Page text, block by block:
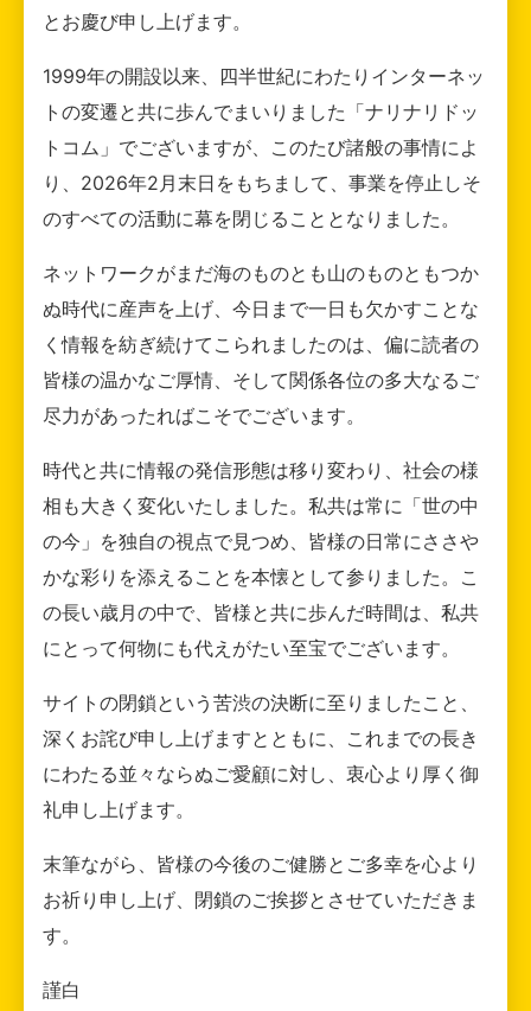
とお慶び申し上げます。
1999年の開設以来、四半世紀にわたりインターネッ
トの変遷と共に歩んでまいりました「ナリナリドッ
トコム」でございますが、このたび諸般の事情によ
り、2026年2月末日をもちまして、事業を停止しそ
のすべての活動に幕を閉じることとなりました。
ネットワークがまだ海のものとも山のものともつか
ぬ時代に産声を上げ、今日まで一日も欠かすことな
く情報を紡ぎ続けてこられましたのは、偏に読者の
皆様の温かなご厚情、そして関係各位の多大なるご
尽力があったればこそでございます。
時代と共に情報の発信形態は移り変わり、社会の様
相も大きく変化いたしました。私共は常に「世の中
の今」を独自の視点で見つめ、皆様の日常にささや
かな彩りを添えることを本懐として参りました。こ
の長い歳月の中で、皆様と共に歩んだ時間は、私共
にとって何物にも代えがたい至宝でございます。
サイトの閉鎖という苦渋の決断に至りましたこと、
深くお詫び申し上げますとともに、これまでの長き
にわたる並々ならぬご愛顧に対し、衷心より厚く御
礼申し上げます。
末筆ながら、皆様の今後のご健勝とご多幸を心より
お祈り申し上げ、閉鎖のご挨拶とさせていただきま
す。
謹白